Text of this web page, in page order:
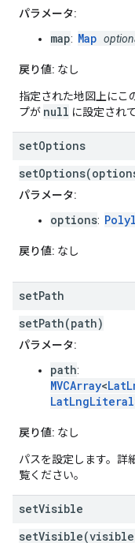
パラメータ:
map: Map
戻り値: なし
指定された地図上にこ
プが null に設定され
setOptions
パラメータ:
options:
戻り値: なし
setPath
setPath(path)
パラメータ:
path:
MVCArray<
LatLngLiteral
戻り値: なし
パスを設定します。詳
覧ください。
setVisible